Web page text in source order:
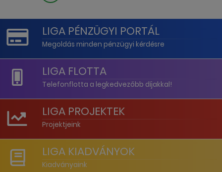
LIGA PÉNZÜGYI PORTÁL
Megoldás minden pénzügyi kérdésre
LIGA FLOTTA
Telefonflotta a legkedvezőbb díjakkal!
LIGA PROJEKTEK
Projektjeink
LIGA KIADVÁNYOK
Kiadványaink